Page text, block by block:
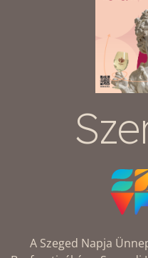
A Szeged Napja